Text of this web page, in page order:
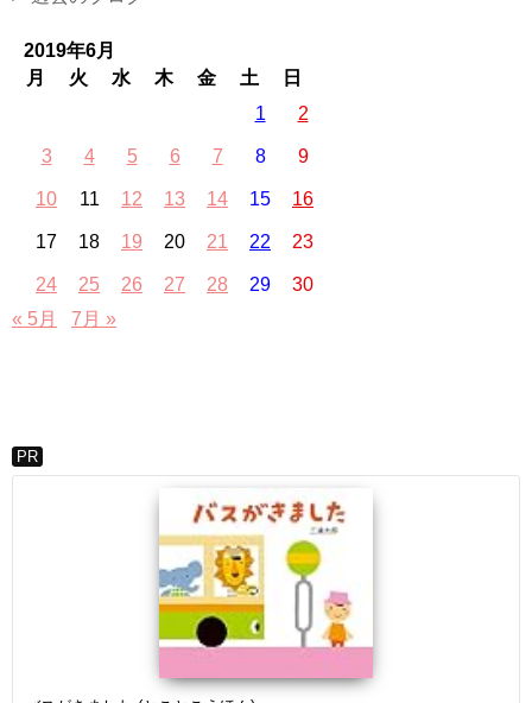
2019年6月
月
火 水 木 金 土
日
1
2
3 4 5 6 7 8 9
10 11 12 13 14 15 16
17 18 19 20 21 22 23
24 25 26 27 28 29
30
« 5月
7月 »
PR